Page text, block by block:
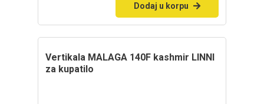
Dodaj u korpu
Vertikala MALAGA 140F kashmir LINNI
za kupatilo